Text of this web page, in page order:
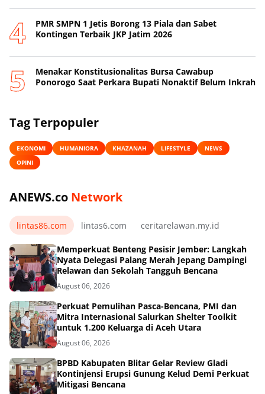
PMR SMPN 1 Jetis Borong 13 Piala dan Sabet
Kontingen Terbaik JKP Jatim 2026
Menakar Konstitusionalitas Bursa Cawabup
Ponorogo Saat Perkara Bupati Nonaktif Belum Inkrah
Tag Terpopuler
EKONOMI HUMANIORA KHAZANAH LIFESTYLE
NEWS
OPINI
ANEWS.co Network
lintas86.com lintas6.com ceritarelawan.my.id
Memperkuat Benteng Pesisir Jember: Langkah
Nyata Delegasi Palang Merah Jepang Dampingi
Relawan dan Sekolah Tangguh Bencana
August 06, 2026
Perkuat Pemulihan Pasca-Bencana, PMI dan
Mitra Internasional Salurkan Shelter Toolkit
untuk 1.200 Keluarga di Aceh Utara
August 06, 2026
BPBD Kabupaten Blitar Gelar Review Gladi
Kontinjensi Erupsi Gunung Kelud Demi Perkuat
Mitigasi Bencana